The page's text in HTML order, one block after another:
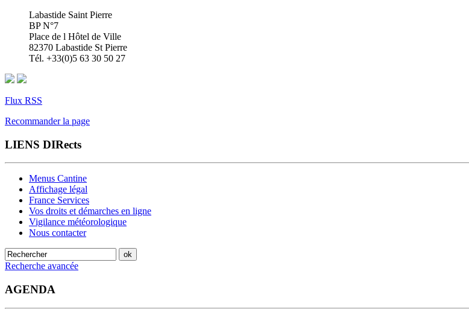
Labastide Saint Pierre
BP N°7
Place de l Hôtel de Ville
82370 Labastide St Pierre
Tél. +33(0)5 63 30 50 27
Flux RSS
Recommander la page
LIENS DIRects
Menus Cantine
Affichage légal
France Services
Vos droits et démarches en ligne
Vigilance météorologique
Nous contacter
Recherche avancée
AGENDA